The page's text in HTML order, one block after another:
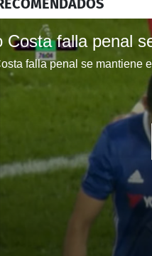
falla penal se mantiene